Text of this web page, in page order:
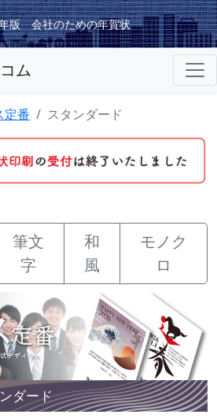
版 会社のための年賀状
ム
定番 スタンダード
筆文
字
和
風
モノク
ロ
ダード